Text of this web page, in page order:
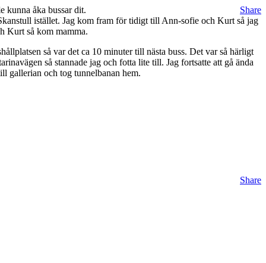
Share
kunna åka bussar dit.
istället. Jag kom fram för tidigt till Ann-sofie och Kurt så jag
Kurt så kom mamma.
så var det ca 10 minuter till nästa buss. Det var så härligt
så stannade jag och fotta lite till. Jag fortsatte att gå ända
gallerian och tog tunnelbanan hem.
Share